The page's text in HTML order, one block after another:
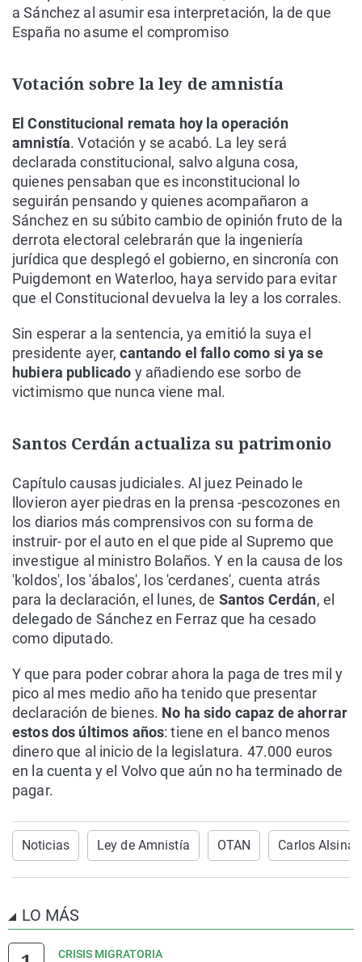
a Sánchez al asumir esa interpretación, la de que
España no asume el compromiso
Votación sobre la ley de amnistía
El Constitucional remata hoy la operación
amnistía. Votación y se acabó. La ley será
declarada constitucional, salvo alguna cosa,
quienes pensaban que es inconstitucional lo
seguirán pensando y quienes acompañaron a
Sánchez en su súbito cambio de opinión fruto de la
derrota electoral celebrarán que la ingeniería
jurídica que desplegó el gobierno, en sincronía con
Puigdemont en Waterloo, haya servido para evitar
que el Constitucional devuelva la ley a los corrales.
Sin esperar a la sentencia, ya emitió la suya el
presidente ayer,cantando el fallo como si ya se
hubiera publicado y añadiendo ese sorbo de
victimismo que nunca viene mal.
Santos Cerdán actualiza su patrimonio
Capítulo causas judiciales. Al juez Peinado le
llovieron ayer piedras en la prensa -pescozones en
los diarios más comprensivos con su forma de
instruir- por el auto en el que pide al Supremo que
investigue al ministro Bolaños. Y en la causa de los
'koldos', los 'ábalos', los 'cerdanes', cuenta atrás
para la declaración, el lunes, de Santos Cerdán, el
delegado de Sánchez en Ferraz que ha cesado
como diputado.
Y que para poder cobrar ahora la paga de tres mil y
pico al mes medio año ha tenido que presentar
declaración de bienes. No ha sido capaz de ahorrar
estos dos últimos años: tiene en el banco menos
dinero que al inicio de la legislatura. 47.000 euros
en la cuenta y el Volvo que aún no ha terminado de
pagar.
Noticias Ley de Amnistía OTAN Carlos Alsina
LO MÁS
CRISIS MIGRATORIA